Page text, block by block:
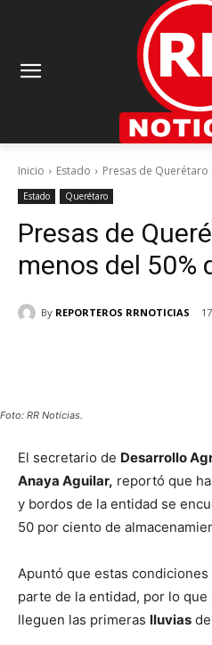
Inicio Estado Presas de
Estado Querétaro
Presas de
menos del 50%
By REPORTEROS RRNOTICIAS
Foto: RR Noticias.
El secretario de Desarrollo
Anaya Aguilar, reportó que
y bordos de la entidad se
50 por ciento de
Apuntó que estas
parte de la entidad, por lo
lleguen las primeras lluvias